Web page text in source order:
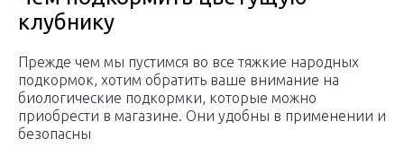
клубнику
Прежде чем мы пустимся во все тяжкие народных
подкормок, хотим обратить ваше внимание на
биологические подкормки, которые можно
приобрести в магазине. Они удобны в применении и
безопасны